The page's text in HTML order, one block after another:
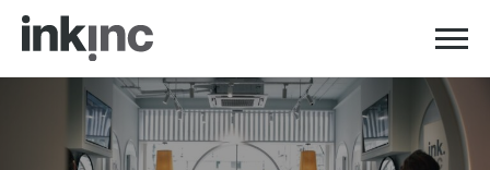
Skip to navigation
Skip to content